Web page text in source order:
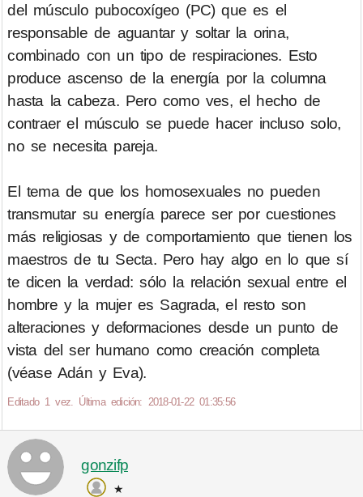
del músculo pubocoxígeo (PC) que es el
responsable de aguantar y soltar la orina,
combinado con un tipo de respiraciones. Esto
produce ascenso de la energía por la columna
hasta la cabeza. Pero como ves, el hecho de
contraer el músculo se puede hacer incluso solo,
no se necesita pareja.
El tema de que los homosexuales no pueden
transmutar su energía parece ser por cuestiones
más religiosas y de comportamiento que tienen los
maestros de tu Secta. Pero hay algo en lo que sí
te dicen la verdad: sólo la relación sexual entre el
hombre y la mujer es Sagrada, el resto son
alteraciones y deformaciones desde un punto de
vista del ser humano como creación completa
(véase Adán y Eva).
Editado 1 vez. Última edición: 2018-01-22 01:35:56
gonzifp
★